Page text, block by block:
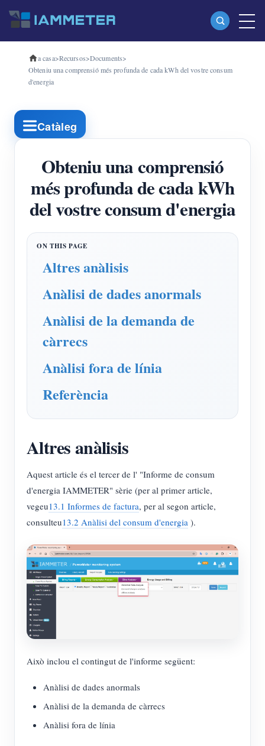
Productes
Mesurador d'energia Wi-Fi trifàsic (WEM3080T)
Mesurador d'energia Wi-Fi trifàsic (WEM3046T)
Controlador d'alimentació WiFi
IAMMETER Cloud Pro
Carregador EV
Simulador IAMMETER
Mesurador virtual
Sistema de Predicció i Simulació Energètica
Aplicacions
Monitor d'energia del sistema solar fotovoltaic
Monitorització energètica de fàbrica
Botiga
Recursos
Vídeo tutorial
Preguntes freqüents
Notícies
Blocs
Sobre nosaltres
a casa>Recursos>Documents>
Obteniu una comprensió més profunda de cada kWh del vostre consum
d'energia
Catàleg
Obteniu una comprensió
més profunda de cada kWh
del vostre consum d'energia
Altres anàlisis
Anàlisi de dades anormals
Anàlisi de la demanda de
càrrecs
Anàlisi fora de línia
Referència
Altres anàlisis
Aquest article és el tercer de l' "Informe de consum
d'energia IAMMETER" sèrie (per al primer article,
vegeu13.1 Informes de factura, per al segon article,
consulteu13.2 Anàlisi del consum d'energia ).
Això inclou el contingut de l'informe següent:
Anàlisi de dades anormals
Anàlisi de la demanda de càrrecs
Anàlisi fora de línia